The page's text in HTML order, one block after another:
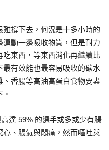
撐下去，何況是十多小時的
動一邊吸收物質，但是耐力
東西，等東西消化再繼續比
有效能也最容易吸收的碳水
香腸等高油高蛋白食物要盡
達 59% 的選手或多或少有腸
心、脹氣與悶痛，然而嘔吐與